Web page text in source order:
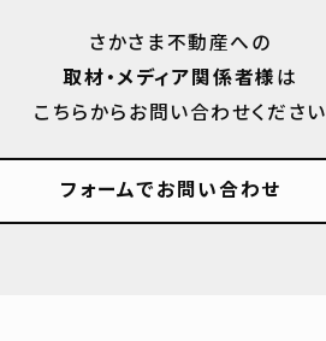
さかさま不動産への
取材・メディア関係者様は
こちらからお問い合わせください
フォームでお問い合わせ